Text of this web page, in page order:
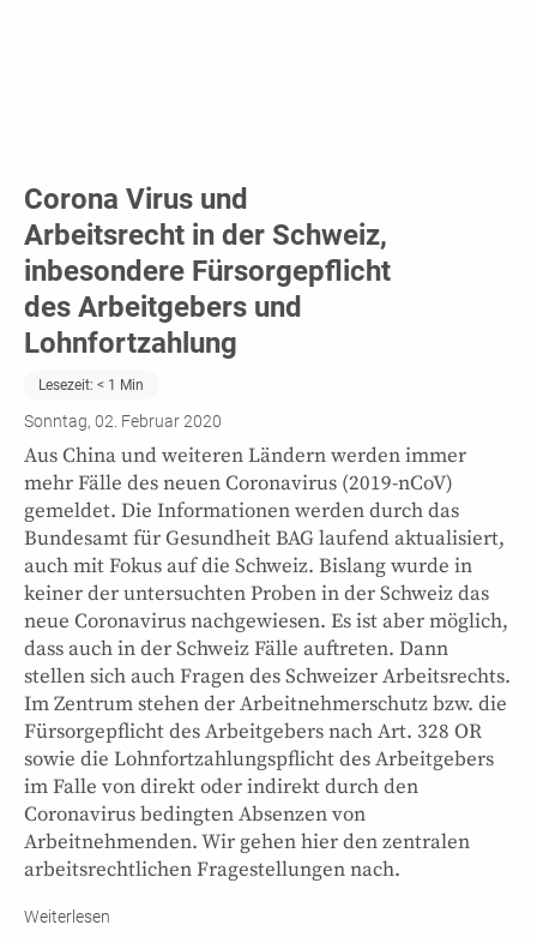
Corona Virus und
Arbeitsrecht in der Schweiz,
inbesondere Fürsorgepflicht
des Arbeitgebers und
Lohnfortzahlung
Lesezeit: < 1 Min
Sonntag, 02. Februar 2020
Aus China und weiteren Ländern werden immer
mehr Fälle des neuen Coronavirus (2019-nCoV)
gemeldet. Die Informationen werden durch das
Bundesamt für Gesundheit BAG laufend aktualisiert,
auch mit Fokus auf die Schweiz. Bislang wurde in
keiner der untersuchten Proben in der Schweiz das
neue Coronavirus nachgewiesen. Es ist aber möglich,
dass auch in der Schweiz Fälle auftreten. Dann
stellen sich auch Fragen des Schweizer Arbeitsrechts.
Im Zentrum stehen der Arbeitnehmerschutz bzw. die
Fürsorgepflicht des Arbeitgebers nach Art. 328 OR
sowie die Lohnfortzahlungspflicht des Arbeitgebers
im Falle von direkt oder indirekt durch den
Coronavirus bedingten Absenzen von
Arbeitnehmenden. Wir gehen hier den zentralen
arbeitsrechtlichen Fragestellungen nach.
Weiterlesen